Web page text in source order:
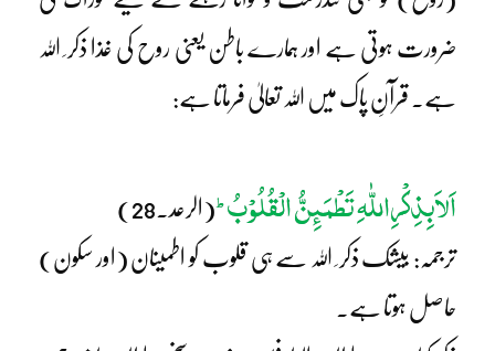
ضرورت ہوتی ہے اور ہمارے باطن یعنی روح کی غذا ذکر ِ اللہ
ہے۔ قرآنِ پاک میں اللہ تعالیٰ فرماتا ہے:
اَلاَبِذِکْرِاللّٰہِ تَطْمَئِنُّ الْقُلُوْبُط(الرعد۔28)
ترجمہ: بیشک ذکر ِ اللہ سے ہی قلوب کو اطمینان (اور سکون)
حاصل ہوتا ہے۔